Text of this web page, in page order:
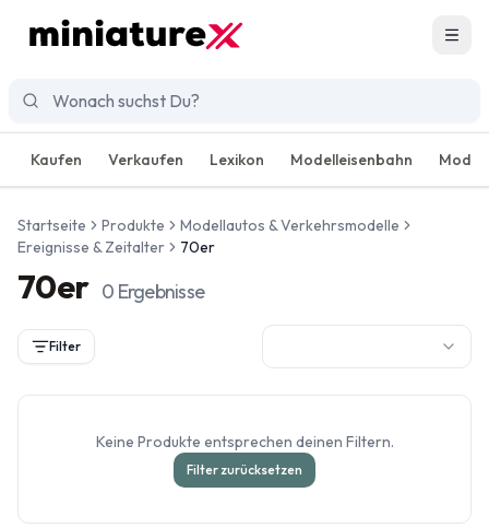
Menü
Kaufen Verkaufen Lexikon Modelleisenbahn
Startseite Produkte
Modellautos & Verkehrsmodelle
Ereignisse & Zeitalter
70er
70er 0 Ergebnisse
Filter
Keine Produkte entsprechen deinen Filtern.
Filter zurücksetzen